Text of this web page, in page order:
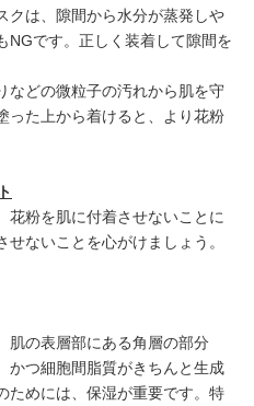
クは、隙間から水分が蒸発しや
NGです。正しく装着して隙間を
などの微粒子の汚れから肌を守
った上から着けると、より花粉
花粉を肌に付着させないことに
ないことを心がけましょう。
肌の表層部にある角層の部分
かつ細胞間脂質がきちんと生成
ためには、保湿が重要です。特